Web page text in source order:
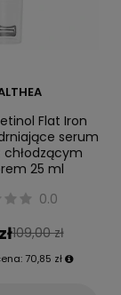
Flat Iron
serum
25 ml
0.0
109,00 zł
70,85 zł